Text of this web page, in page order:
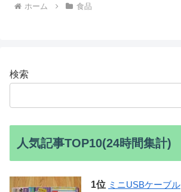
ホーム 食品
検索
人気記事TOP10(24時間集計)
ミニUSBケーブル